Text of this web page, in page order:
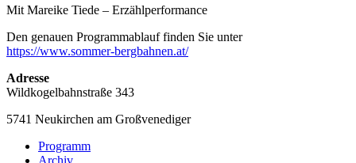
Mit Mareike Tiede – Erzählperformance
Den genauen Programmablauf finden Sie unter
https://www.sommer-bergbahnen.at/
Adresse
Wildkogelbahnstraße 343
5741 Neukirchen am Großvenediger
Programm